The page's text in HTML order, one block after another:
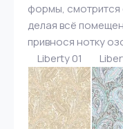
формы, смотрится
делая всё
привнося нотку
Liberty 01